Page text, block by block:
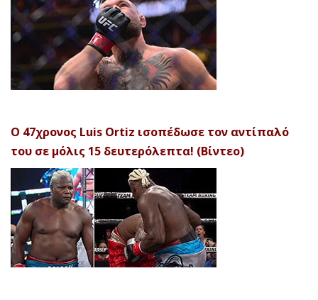
Ο 47χρονος Luis Ortiz ισοπέδωσε τον αντίπαλό
του σε μόλις 15 δευτερόλεπτα! (Βίντεο)